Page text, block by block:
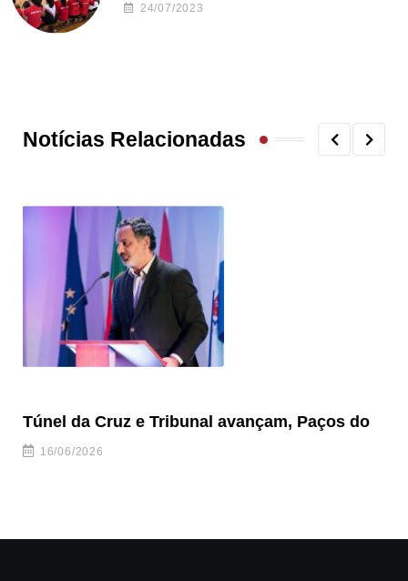
24/07/2023
Notícias Relacionadas
Túnel da Cruz e Tribunal avançam, Paços do
16/06/2026